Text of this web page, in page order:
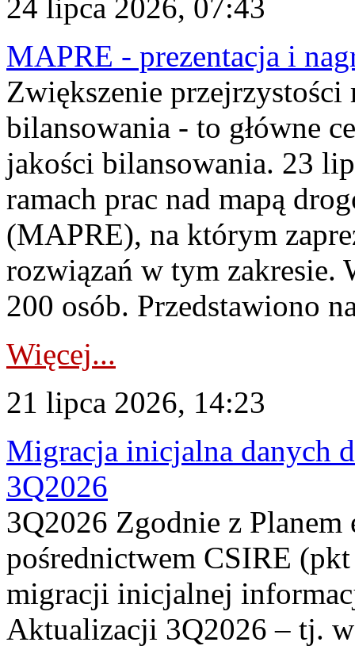
24 lipca 2026, 07:43
MAPRE - prezentacja i
Zwiększenie
bilansowania - to główne
jakości bilansowania. 23
ramach prac nad mapą
(MAPRE), na którym
rozwiązań w tym zakresie.
200 osób. Przedstawiono
Więcej...
21 lipca 2026, 14:23
Migracja inicjalna danych
3Q2026
3Q2026 Zgodnie z
pośrednictwem CSIRE
migracji inicjalnej
Aktualizacji 3Q2026 – tj.